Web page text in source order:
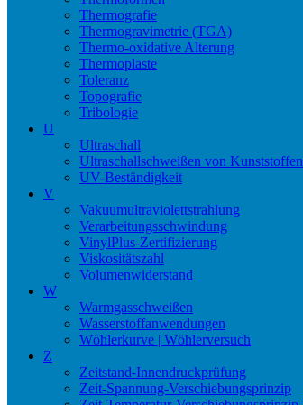
Thermografie
Thermogravimetrie (TGA)
Thermo-oxidative Alterung
Thermoplaste
Toleranz
Topografie
Tribologie
U
Ultraschall
Ultraschallschweißen von Kunststoffen
UV-Beständigkeit
V
Vakuumultraviolettstrahlung
Verarbeitungsschwindung
VinylPlus-Zertifizierung
Viskositätszahl
Volumenwiderstand
W
Warmgasschweißen
Wasserstoffanwendungen
Wöhlerkurve | Wöhlerversuch
Z
Zeitstand-Innendruckprüfung
Zeit-Spannung-Verschiebungsprinzip